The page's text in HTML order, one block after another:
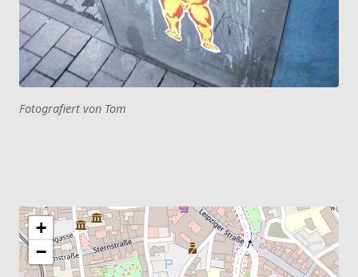
Fotografiert von Tom
+
−